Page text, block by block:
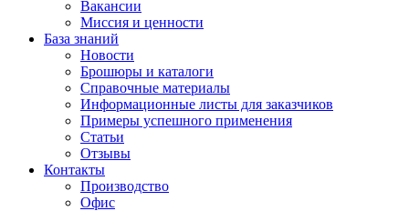
Вакансии
Миссия и ценности
База знаний
Новости
Брошюры и каталоги
Справочные материалы
Информационные листы для заказчиков
Примеры успешного применения
Статьи
Отзывы
Контакты
Производство
Офис